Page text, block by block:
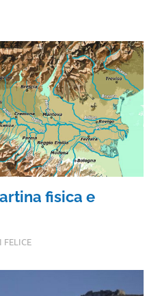
fisica e
FELICE